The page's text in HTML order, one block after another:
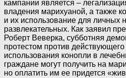
кампании является –
владения марихуаной, а также
и их использование для личных
развлекательных. Как заявил
Роберт Веверка, субботняя
протестом против
использования конопли в
граждане могут получить на
но оплатить им ее придется